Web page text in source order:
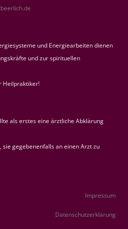
und Energiearbeiten dienen
und zur spirituellen
Heilpraktiker!
als erstes eine ärztliche Abklärung
sie gegebenenfalls an einen Arzt zu
Impressum
Datenschutzerklärung